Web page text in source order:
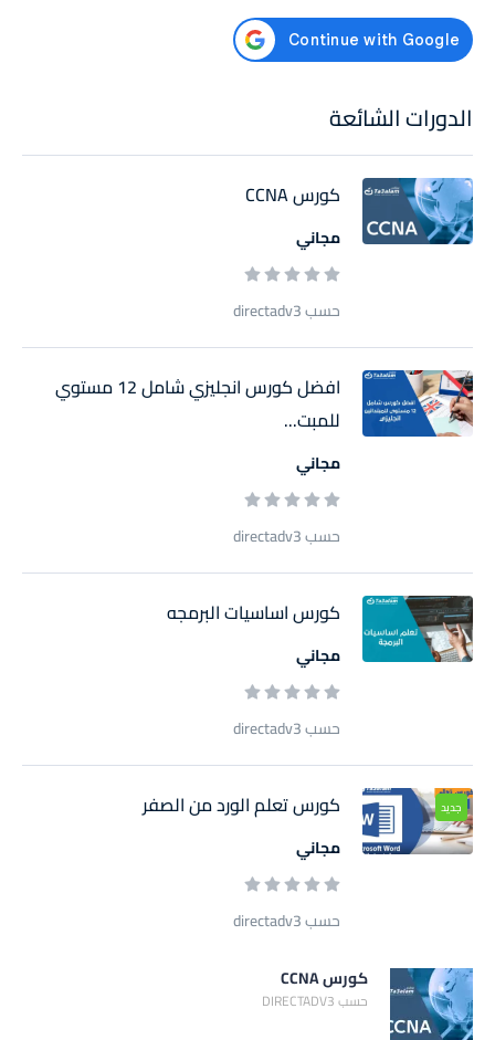
الدورات الشائعة
كورس CCNA
مجاني
حسب directadv3
افضل كورس انجليزي شامل 12 مستوي
للمبت...
مجاني
حسب directadv3
كورس اساسيات البرمجه
مجاني
حسب directadv3
جديد كورس تعلم الورد من الصفر
مجاني
حسب directadv3
كورس CCNA
حسب DIRECTADV3